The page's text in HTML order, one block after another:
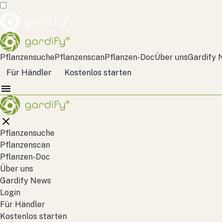
PflanzensuchePflanzenscanPflanzen-DocÜber unsGardify
Für Händler
Kostenlos starten
Pflanzensuche
Pflanzenscan
Pflanzen-Doc
Über uns
Gardify News
Login
Für Händler
Kostenlos starten